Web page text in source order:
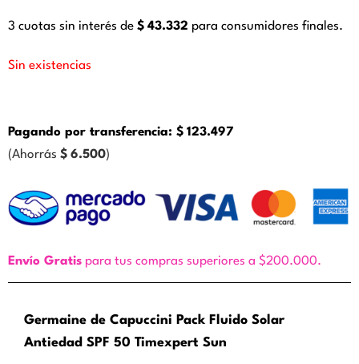
3 cuotas sin interés de $ 43.332 para consumidores finales.
Sin existencias
Pagando por transferencia: $ 123.497
(Ahorrás $ 6.500)
Envío Gratis para tus compras superiores a $200.000.
Germaine de Capuccini Pack Fluido Solar
Antiedad SPF 50 Timexpert Sun